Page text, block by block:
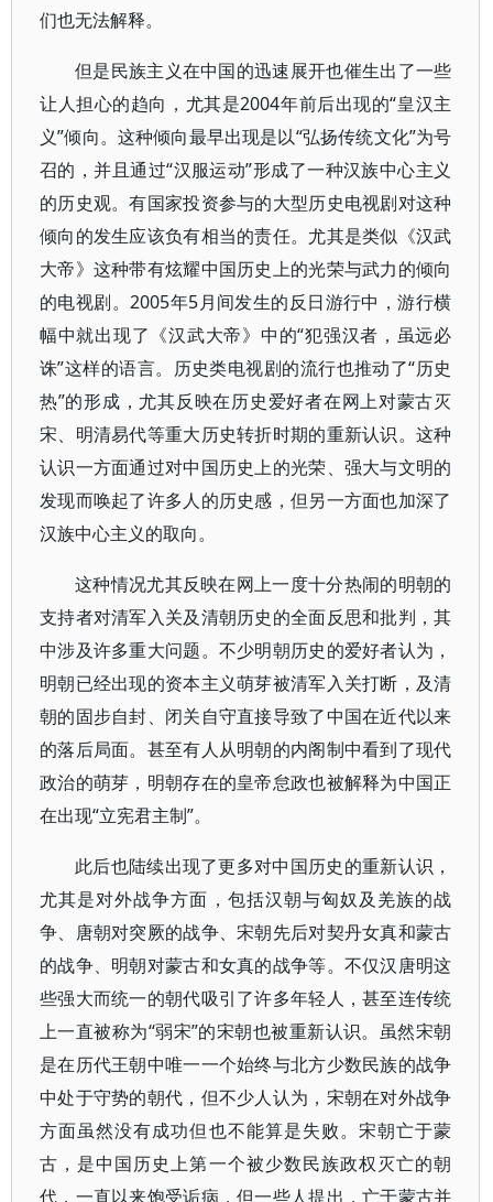
们也无法解释。
但是民族主义在中国的迅速展开也催生出了一些
让人担心的趋向，尤其是2004年前后出现的“皇汉主
义”倾向。这种倾向最早出现是以“弘扬传统文化”为号
召的，并且通过“汉服运动”形成了一种汉族中心主义
的历史观。有国家投资参与的大型历史电视剧对这种
倾向的发生应该负有相当的责任。尤其是类似《汉武
大帝》这种带有炫耀中国历史上的光荣与武力的倾向
的电视剧。2005年5月间发生的反日游行中，游行横
幅中就出现了《汉武大帝》中的“犯强汉者，虽远必
诛”这样的语言。历史类电视剧的流行也推动了“历史
热”的形成，尤其反映在历史爱好者在网上对蒙古灭
宋、明清易代等重大历史转折时期的重新认识。这种
认识一方面通过对中国历史上的光荣、强大与文明的
发现而唤起了许多人的历史感，但另一方面也加深了
汉族中心主义的取向。
这种情况尤其反映在网上一度十分热闹的明朝的
支持者对清军入关及清朝历史的全面反思和批判，其
中涉及许多重大问题。不少明朝历史的爱好者认为，
明朝已经出现的资本主义萌芽被清军入关打断，及清
朝的固步自封、闭关自守直接导致了中国在近代以来
的落后局面。甚至有人从明朝的内阁制中看到了现代
政治的萌芽，明朝存在的皇帝怠政也被解释为中国正
在出现“立宪君主制”。
此后也陆续出现了更多对中国历史的重新认识，
尤其是对外战争方面，包括汉朝与匈奴及羌族的战
争、唐朝对突厥的战争、宋朝先后对契丹女真和蒙古
的战争、明朝对蒙古和女真的战争等。不仅汉唐明这
些强大而统一的朝代吸引了许多年轻人，甚至连传统
上一直被称为“弱宋”的宋朝也被重新认识。虽然宋朝
是在历代王朝中唯一一个始终与北方少数民族的战争
中处于守势的朝代，但不少人认为，宋朝在对外战争
方面虽然没有成功但也不能算是失败。宋朝亡于蒙
古，是中国历史上第一个被少数民族政权灭亡的朝
代，一直以来饱受诟病，但一些人提出，亡于蒙古并